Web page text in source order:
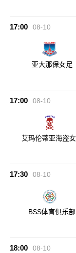
17:00 08-10
亚大那保女足
17:00 08-10
艾玛伦蒂亚海盗
17:30 08-10
BSS体育俱乐部
18:00 08-10